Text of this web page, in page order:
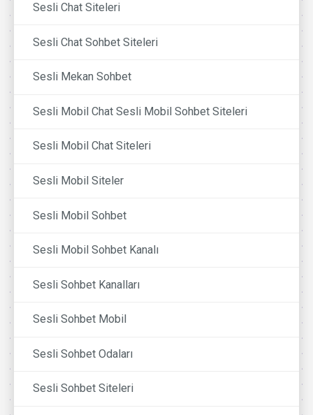
Sesli Chat Siteleri
Sesli Chat Sohbet Siteleri
Sesli Mekan Sohbet
Sesli Mobil Chat Sesli Mobil Sohbet Siteleri
Sesli Mobil Chat Siteleri
Sesli Mobil Siteler
Sesli Mobil Sohbet
Sesli Mobil Sohbet Kanalı
Sesli Sohbet Kanalları
Sesli Sohbet Mobil
Sesli Sohbet Odaları
Sesli Sohbet Siteleri